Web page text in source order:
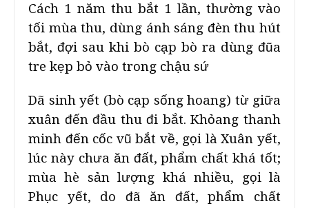
Cách 1 năm thu bắt 1 lần, thường vào
tối mùa thu, dùng ánh sáng đèn thu hút
bắt, đợi sau khi bò cạp bò ra dùng đũa
tre kẹp bỏ vào trong chậu sứ
Dã sinh yết (bò cạp sống hoang) từ giữa
xuân đến đầu thu đi bắt. Khỏang thanh
minh đến cốc vũ bắt về, gọi là Xuân yết,
lúc này chưa ăn đất, phẩm chất khá tốt;
mùa hè sản lượng khá nhiều, gọi là
Phục yết, do đã ăn đất, phẩm chất